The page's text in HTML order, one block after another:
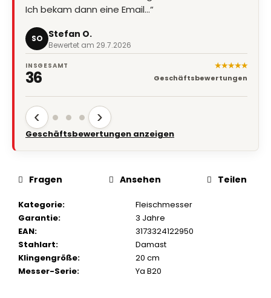
Ich bekam dann eine Email…“
SO Stefan O.
Bewertet am 29.7.2026
INSGESAMT
36
★★★★★
Geschäftsbewertungen
‹ ›
Geschäftsbewertungen anzeigen
Kategorie:
Fleischmesser
Garantie:
3 Jahre
EAN:
3173324122950
Stahlart:
Damast
Klingengröße:
20 cm
Messer-Serie: Ya B20
Fragen Ansehen Teilen